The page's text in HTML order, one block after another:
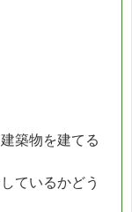
築物を建てる
ているかどう